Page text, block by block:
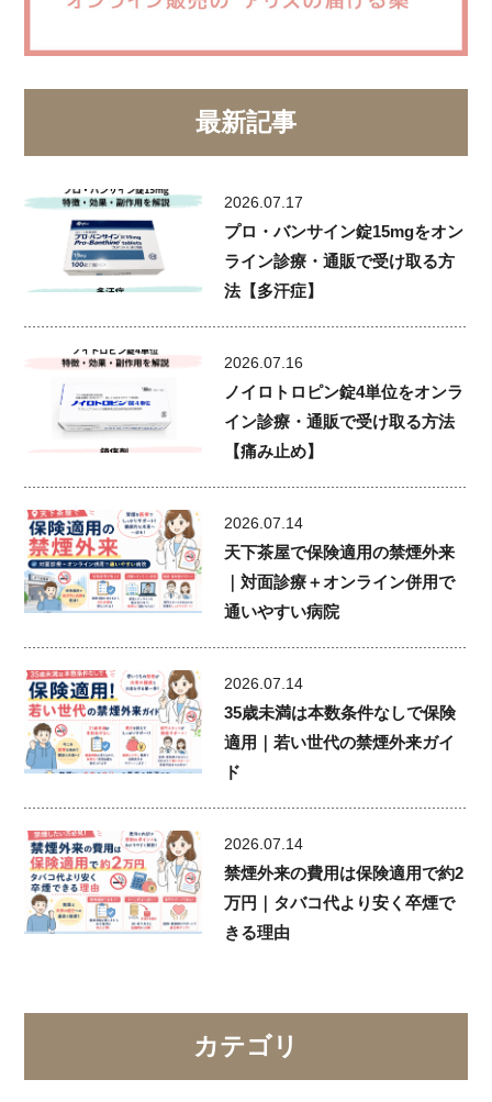
最新記事
2026.07.17
プロ・バンサイン錠15mgをオン
ライン診療・通販で受け取る方
法【多汗症】
2026.07.16
ノイロトロピン錠4単位をオンラ
イン診療・通販で受け取る方法
【痛み止め】
2026.07.14
天下茶屋で保険適用の禁煙外来
｜対面診療＋オンライン併用で
通いやすい病院
2026.07.14
35歳未満は本数条件なしで保険
適用｜若い世代の禁煙外来ガイ
ド
2026.07.14
禁煙外来の費用は保険適用で約2
万円｜タバコ代より安く卒煙で
きる理由
カテゴリ